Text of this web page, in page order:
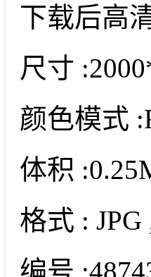
下载后高
尺寸 :
颜色模式 :
体积 :
格式 : JPG